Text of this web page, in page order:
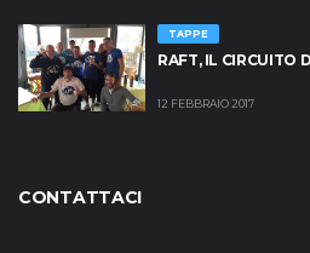
TAPPE
RAFT, IL CIRCUITO
12 FEBBRAIO 2017
CONTATTACI